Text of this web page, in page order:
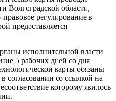
Волгоградской области,
регулирование в
предоставляется
исполнительной власти
5 рабочих дней со дня
карты обязаны
в согласовании со ссылкой на
которому явилось